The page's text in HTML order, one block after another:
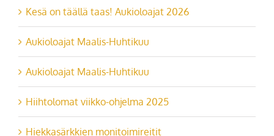
Aukioloajat Maalis-Huhtikuu
Aukioloajat Maalis-Huhtikuu
Hiihtolomat viikko-ohjelma 2025
Hiekkasärkkien monitoimireitit